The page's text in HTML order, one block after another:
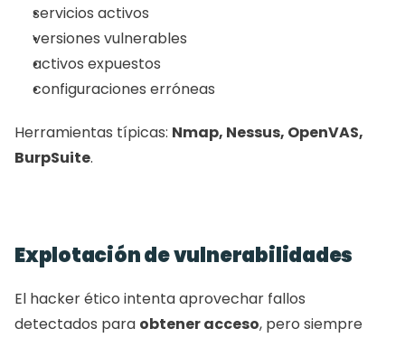
servicios activos
versiones vulnerables
activos expuestos
configuraciones erróneas
Herramientas típicas: Nmap, Nessus, OpenVAS,
BurpSuite.
Explotación de vulnerabilidades
El hacker ético intenta aprovechar fallos
detectados para obtener acceso, pero siempre